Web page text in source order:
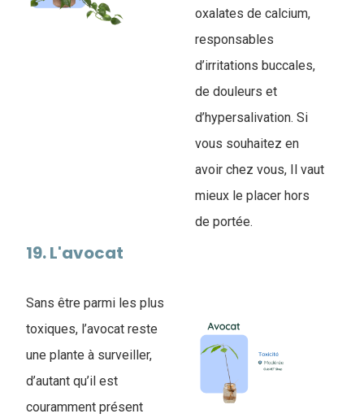
oxalates de calcium,
responsables
d’irritations buccales,
de douleurs et
d’hypersalivation. Si
vous souhaitez en
avoir chez vous, Il vaut
mieux le placer hors
de portée.
19. L'avocat
Sans être parmi les plus
toxiques, l’avocat reste
une plante à surveiller,
d’autant qu’il est
couramment présent